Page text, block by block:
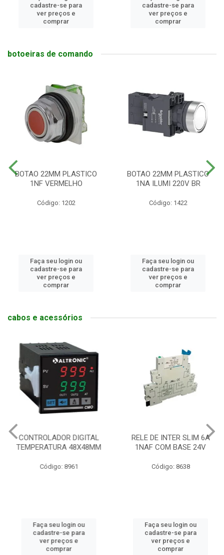
cadastre-se para
ver preços e
comprar
cadastre-se para
ver preços e
comprar
botoeiras de comando
BOTAO 22MM PLASTICO
1NF VERMELHO
Código: 1202
Faça seu login ou
cadastre-se para
ver preços e
comprar
BOTAO 22MM PLASTICO
1NA ILUMI 220V BR
Código: 1422
Faça seu login ou
cadastre-se para
ver preços e
comprar
cabos e acessórios
CONTROLADOR DIGITAL
TEMPERATURA 48X48MM
Código: 8961
Faça seu login ou
cadastre-se para
ver preços e
comprar
RELE DE INTER SLIM 6A
1NAF COM BASE 24V
Código: 8638
Faça seu login ou
cadastre-se para
ver preços e
comprar